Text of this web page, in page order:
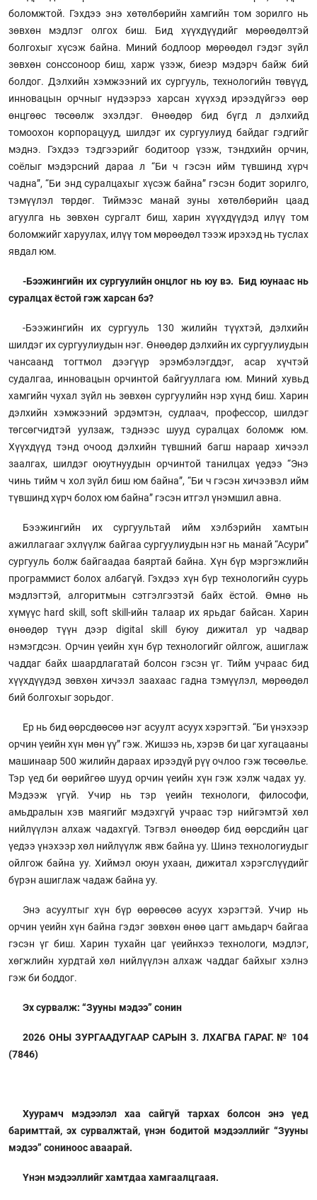
боломжтой. Гэхдээ энэ хөтөлбөрийн хамгийн том зорилго нь
зөвхөн мэдлэг олгох биш. Бид хүүхдүүдийг мөрөөдөлтэй
болгохыг хүсэж байна. Миний бодлоор мөрөөдөл гэдэг зүйл
зөвхөн сонссоноор биш, харж үзэж, биеэр мэдэрч байж бий
болдог. Дэлхийн хэмжээний их сургууль, технологийн төвүүд,
инновацын орчныг нүдээрээ харсан хүүхэд ирээдүйгээ өөр
өнцгөөс төсөөлж эхэлдэг. Өнөөдөр бид бүгд л дэлхийд
томоохон корпорацууд, шилдэг их сургуулиуд байдаг гэдгийг
мэднэ. Гэхдээ тэдгээрийг бодитоор үзэж, тэндхийн орчин,
соёлыг мэдэрсний дараа л “Би ч гэсэн ийм түвшинд хүрч
чадна”, “Би энд суралцахыг хүсэж байна” гэсэн бодит зорилго,
тэмүүлэл төрдөг. Тиймээс манай зуны хөтөлбөрийн цаад
агуулга нь зөвхөн сургалт биш, харин хүүхдүүдэд илүү том
боломжийг харуулах, илүү том мөрөөдөл тээж ирэхэд нь туслах
явдал юм.
-Бээжингийн их сургуулийн онцлог нь юу вэ. Бид юунаас нь
суралцах ёстой гэж харсан бэ?
-Бээжингийн их сургууль 130 жилийн түүхтэй, дэлхийн
шилдэг их сургуулиудын нэг. Өнөөдөр дэлхийн их сургуулиудын
чансаанд тогтмол дээгүүр эрэмбэлэгддэг, асар хүчтэй
судалгаа, инновацын орчинтой байгууллага юм. Миний хувьд
хамгийн чухал зүйл нь зөвхөн сургуулийн нэр хүнд биш. Харин
дэлхийн хэмжээний эрдэмтэн, судлаач, профессор, шилдэг
төгсөгчидтэй уулзаж, тэднээс шууд суралцах боломж юм.
Хүүхдүүд тэнд очоод дэлхийн түвшний багш нараар хичээл
заалгах, шилдэг оюутнуудын орчинтой танилцах үедээ “Энэ
чинь тийм ч хол зүйл биш юм байна”, “Би ч гэсэн хичээвэл ийм
түвшинд хүрч болох юм байна” гэсэн итгэл үнэмшил авна.
Бээжингийн их сургуультай ийм хэлбэрийн хамтын
ажиллагааг эхлүүлж байгаа сургуулиудын нэг нь манай “Асури”
сургууль болж байгаадаа баяртай байна. Хүн бүр мэргэжлийн
программист болох албагүй. Гэхдээ хүн бүр технологийн суурь
мэдлэгтэй, алгоритмын сэтгэлгээтэй байх ёстой. Өмнө нь
хүмүүс hard skill, soft skill-ийн талаар их ярьдаг байсан. Харин
өнөөдөр түүн дээр digital skill буюу дижитал ур чадвар
нэмэгдсэн. Орчин үеийн хүн бүр технологийг ойлгож, ашиглаж
чаддаг байх шаардлагатай болсон гэсэн үг. Тийм учраас бид
хүүхдүүдэд зөвхөн хичээл заахаас гадна тэмүүлэл, мөрөөдөл
бий болгохыг зорьдог.
Ер нь бид өөрсдөөсөө нэг асуулт асуух хэрэгтэй. “Би үнэхээр
орчин үеийн хүн мөн үү” гэж. Жишээ нь, хэрэв би цаг хугацааны
машинаар 500 жилийн дараах ирээдүй рүү очлоо гэж төсөөлье.
Тэр үед би өөрийгөө шууд орчин үеийн хүн гэж хэлж чадах уу.
Мэдээж үгүй. Учир нь тэр үеийн технологи, философи,
амьдралын хэв маягийг мэдэхгүй учраас тэр нийгэмтэй хөл
нийлүүлэн алхаж чадахгүй. Тэгвэл өнөөдөр бид өөрсдийн цаг
үедээ үнэхээр хөл нийлүүлж явж байна уу. Шинэ технологиудыг
ойлгож байна уу. Хиймэл оюун ухаан, дижитал хэрэгслүүдийг
бүрэн ашиглаж чадаж байна уу.
Энэ асуултыг хүн бүр өөрөөсөө асуух хэрэгтэй. Учир нь
орчин үеийн хүн байна гэдэг зөвхөн өнөө цагт амьдарч байгаа
гэсэн үг биш. Харин тухайн цаг үеийнхээ технологи, мэдлэг,
хөгжлийн хурдтай хөл нийлүүлэн алхаж чаддаг байхыг хэлнэ
гэж би боддог.
Эх сурвалж: “Зууны мэдээ” сонин
2026 ОНЫ ЗУРГААДУГААР САРЫН 3. ЛХАГВА ГАРАГ. № 104
(7846)
Хуурамч мэдээлэл хаа сайгүй тархах болсон энэ үед
баримттай, эх сурвалжтай, үнэн бодитой мэдээллийг “Зууны
мэдээ” сониноос аваарай.
Үнэн мэдээллийг хамтдаа хамгаалцгаая.